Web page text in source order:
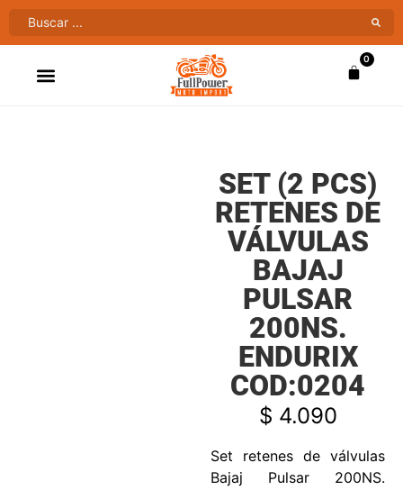
0
SET (2 PCS)
RETENES DE
VÁLVULAS
BAJAJ
PULSAR
200NS.
ENDURIX
COD:0204
$ 4.090
Set retenes de válvulas
Bajaj Pulsar 200NS.